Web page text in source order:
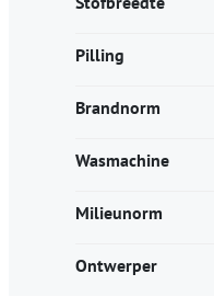
Pilling
Brandnorm
Wasmachine
Milieunorm
Ontwerper